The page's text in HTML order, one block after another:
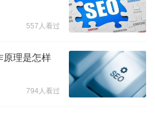
557人看过
原理是怎样
794人看过